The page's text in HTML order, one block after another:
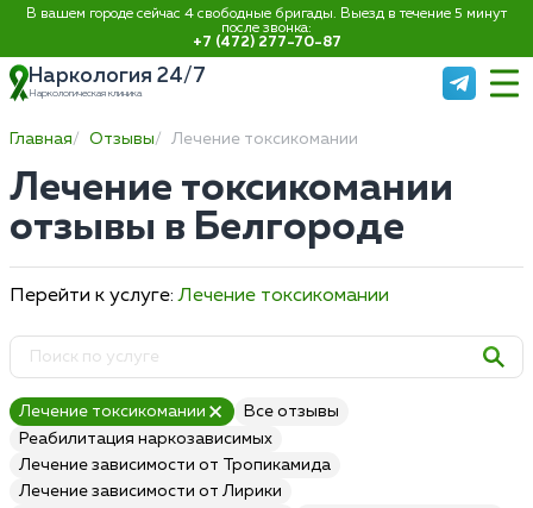
В вашем городе сейчас 4 свободные бригады. Выезд в течение 5 минут
после звонка:
+7 (472) 277-70-87
Наркология 24/7
Наркологическая клиника
Главная Отзывы Лечение токсикомании
Лечение токсикомании
отзывы в Белгороде
Перейти к услуге:Лечение токсикомании
Лечение токсикомании
Все отзывы
Реабилитация наркозависимых
Лечение зависимости от Тропикамида
Лечение зависимости от Лирики